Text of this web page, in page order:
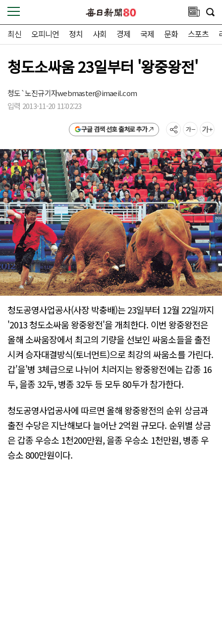
최신 오피니언 정치 사회 경제 국제 문화 스포츠
청도소싸움 23일부터 '왕중왕전'
청도`노진규기자webmaster@imaeil.com
입력 2013-11-20 11:02:23
구글 검색 선호 출처로 추가
청도공영사업공사(사장 박충배)는 23일부터 12월 22일까지
'2013 청도소싸움 왕중왕전'을 개최한다. 이번 왕중왕전은
올해 소싸움장에서 최고의 기량을 선보인 싸움소들을 출전
시켜 승자대결방식(토너먼트)으로 최강의 싸움소를 가린다.
갑'을'병 3체급으로 나뉘어 치러지는 왕중왕전에는 갑종 16
두, 을종 32두, 병종 32두 등 모두 80두가 참가한다.
청도공영사업공사에 따르면 올해 왕중왕전의 순위 상금과
출전 수당은 지난해보다 늘어난 2억원 규모다. 순위별 상금
은 갑종 우승소 1천200만원, 을종 우승소 1천만원, 병종 우
승소 800만원이다.